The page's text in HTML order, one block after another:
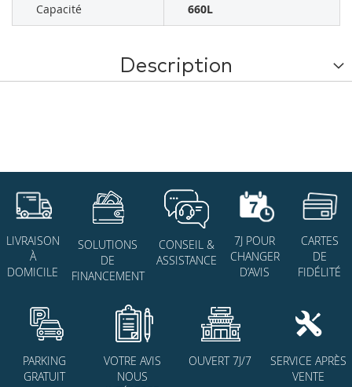
Capacité 660L
Description
LIVRAISON
À
DOMICILE
SOLUTIONS
DE
FINANCEMENT
CONSEIL &
ASSISTANCE
7J POUR
CHANGER
D’AVIS
CARTES
DE
FIDÉLITÉ
PARKING
GRATUIT
VOTRE AVIS
NOUS
OUVERT 7J/7
SERVICE APRÈS
VENTE